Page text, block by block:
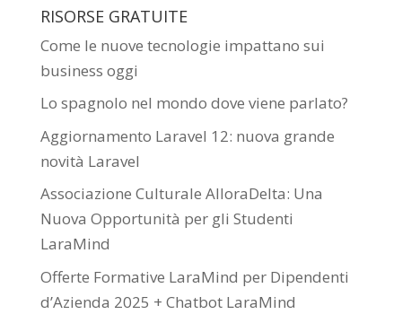
RISORSE GRATUITE
Come le nuove tecnologie impattano sui
business oggi
Lo spagnolo nel mondo dove viene parlato?
Aggiornamento Laravel 12: nuova grande
novità Laravel
Associazione Culturale AlloraDelta: Una
Nuova Opportunità per gli Studenti
LaraMind
Offerte Formative LaraMind per Dipendenti
d’Azienda 2025 + Chatbot LaraMind